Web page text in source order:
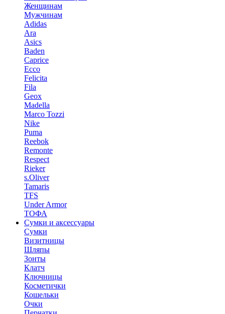
Женщинам
Мужчинам
Adidas
Ara
Asics
Baden
Caprice
Ecco
Felicita
Fila
Geox
Madella
Marco Tozzi
Nike
Puma
Reebok
Remonte
Respect
Rieker
s.Oliver
Tamaris
TFS
Under Armor
ТОФА
Сумки и аксессуары
Сумки
Визитницы
Шляпы
Зонты
Клатч
Ключницы
Косметички
Кошельки
Очки